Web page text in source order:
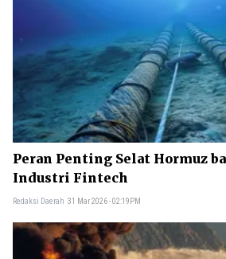
Peran Penting Selat Hormuz
Industri Fintech
Redaksi Daerah 31 Mar 2026 - 02:19PM